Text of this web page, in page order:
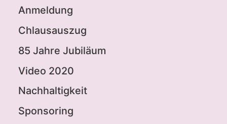
Anmeldung
Chlausauszug
85 Jahre Jubiläum
Video 2020
Nachhaltigkeit
Sponsoring